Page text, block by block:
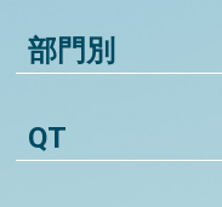
部門別
QT